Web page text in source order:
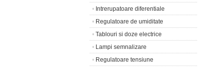
• Intrerupatoare diferentiale
• Regulatoare de umiditate
• Tablouri si doze electrice
• Lampi semnalizare
• Regulatoare tensiune